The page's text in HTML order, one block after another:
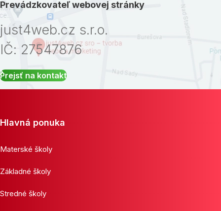
Prevádzkovateľ webovej stránky
just4web.cz s.r.o.
IČ: 27547876
Prejsť na kontakt
Hlavná ponuka
Materské školy
Základné školy
Stredné školy